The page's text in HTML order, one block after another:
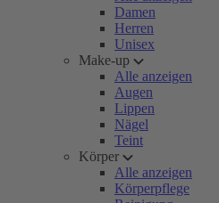
Damen
Herren
Unisex
Make-up
Alle anzeigen
Augen
Lippen
Nägel
Teint
Körper
Alle anzeigen
Körperpflege